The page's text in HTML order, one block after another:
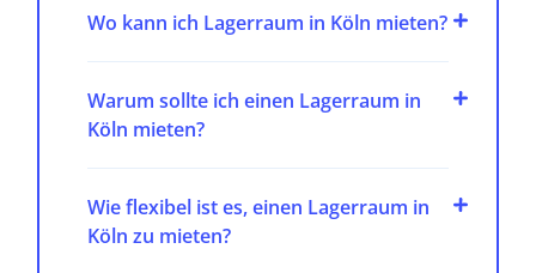
Wo kann ich Lagerraum in Köln mieten?
Warum sollte ich einen Lagerraum in
Köln mieten?
Wie flexibel ist es, einen Lagerraum in
Köln zu mieten?